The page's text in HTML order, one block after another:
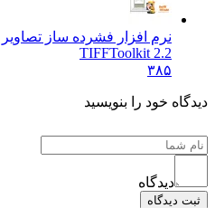
نرم افزار فشرده ساز تصاویر
TIFFToolkit 2.2
۳۸۵
دیدگاه خود را بنویسید
دیدگاه
ثبت دیدگاه